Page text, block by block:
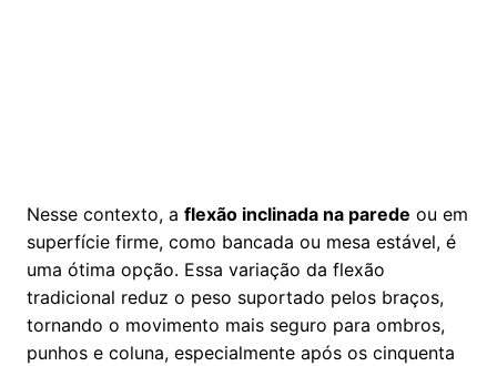
Nesse contexto, a flexão inclinada na parede ou em
superfície firme, como bancada ou mesa estável, é
uma ótima opção. Essa variação da flexão
tradicional reduz o peso suportado pelos braços,
tornando o movimento mais seguro para ombros,
punhos e coluna, especialmente após os cinquenta